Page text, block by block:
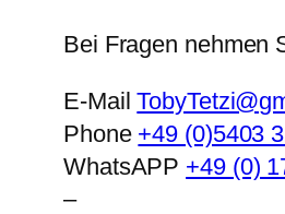
Bei Fragen nehmen
E-Mail
Phone +49 (0)5403
WhatsAPP +49 (0)
–